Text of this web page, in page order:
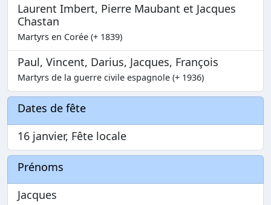
Laurent Imbert, Pierre Maubant et Jacques
Chastan
Martyrs en Corée (+ 1839)
Paul, Vincent, Darius, Jacques, François
Martyrs de la guerre civile espagnole (+ 1936)
Dates de fête
16 janvier, Fête locale
Prénoms
Jacques